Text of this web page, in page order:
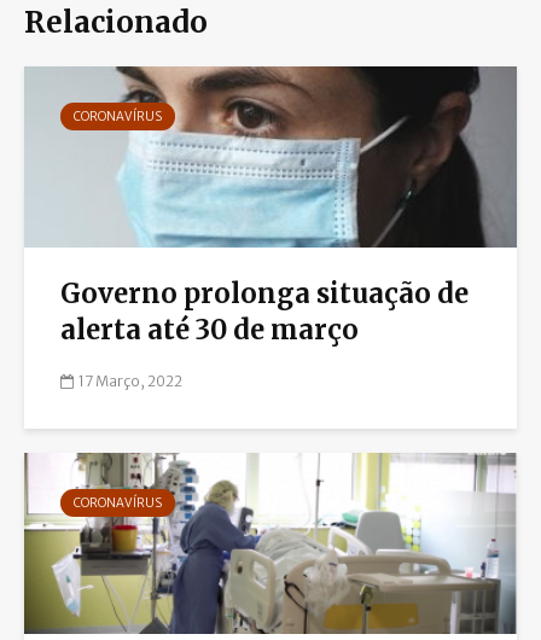
Relacionado
CORONAVÍRUS
Governo prolonga situação de
alerta até 30 de março
17 Março, 2022
CORONAVÍRUS